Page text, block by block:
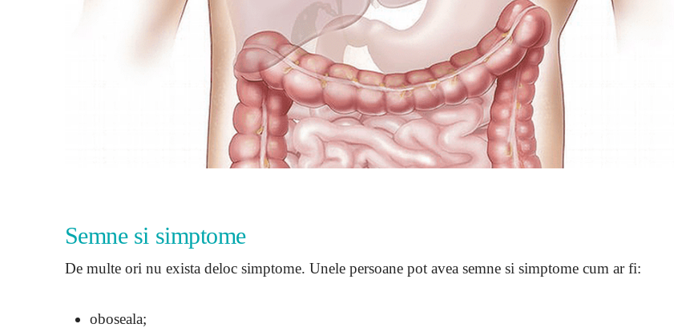
Semne si simptome
De multe ori nu exista deloc simptome. Unele persoane pot avea semne si simptome cum ar fi:
oboseala;